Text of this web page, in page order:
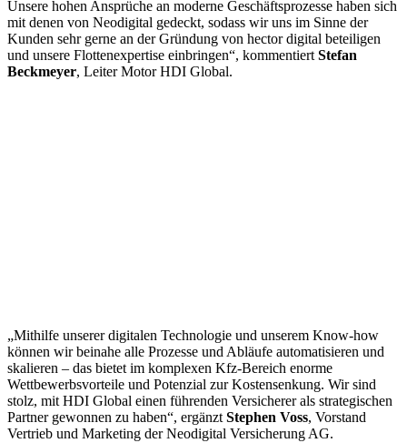
Unsere hohen Ansprüche an moderne Geschäftsprozesse haben sich
mit denen von Neodigital gedeckt, sodass wir uns im Sinne der
Kunden sehr gerne an der Gründung von hector digital beteiligen
und unsere Flottenexpertise einbringen“, kommentiertStefan
Beckmeyer, Leiter Motor HDI Global.
„Mithilfe unserer digitalen Technologie und unserem Know-how
können wir beinahe alle Prozesse und Abläufe automatisieren und
skalieren – das bietet im komplexen Kfz-Bereich enorme
Wettbewerbsvorteile und Potenzial zur Kostensenkung. Wir sind
stolz, mit HDI Global einen führenden Versicherer als strategischen
Partner gewonnen zu haben“, ergänztStephen Voss, Vorstand
Vertrieb und Marketing der Neodigital Versicherung AG.